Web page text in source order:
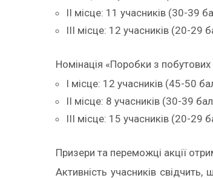
ІІ місце: 11 учасників (30-39
ІІІ місце: 12 учасників (20-29
Номінація «Поробки з побутових
І місце: 12 учасників (45-50
ІІ місце: 8 учасників (30-39
ІІІ місце: 15 учасників (20-29
Призери та переможці акції
Активність учасників